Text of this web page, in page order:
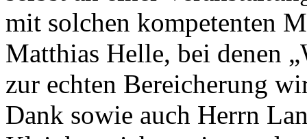
mit solchen kompetenten
Matthias Helle, bei denen
zur echten Bereicherung
Dank sowie auch Herrn